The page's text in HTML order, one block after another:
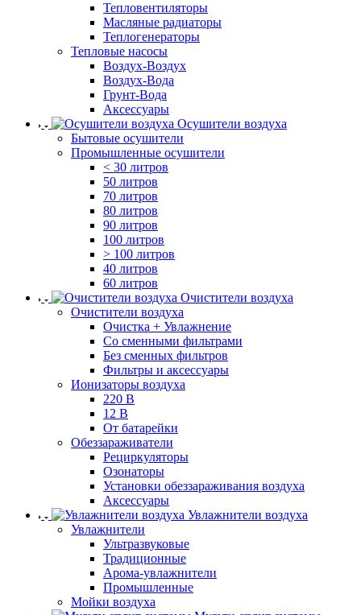
Тепловентиляторы
Масляные радиаторы
Теплогенераторы
Тепловые насосы
Воздух-Воздух
Воздух-Вода
Грунт-Вода
Аксессуары
Осушители воздуха
Бытовые осушители
Промышленные осушители
< 30 литров
50 литров
70 литров
80 литров
90 литров
100 литров
> 100 литров
40 литров
60 литров
Очистители воздуха
Очистители воздуха
Очистка + Увлажнение
Cо сменными фильтрами
Без сменных фильтров
Фильтры и аксессуары
Ионизаторы воздуха
220 В
12 В
От батарейки
Обеззараживатели
Рециркуляторы
Озонаторы
Установки обеззараживания воздуха
Аксессуары
Увлажнители воздуха
Увлажнители
Ультразвуковые
Традиционные
Арома-увлажнители
Промышленные
Мойки воздуха